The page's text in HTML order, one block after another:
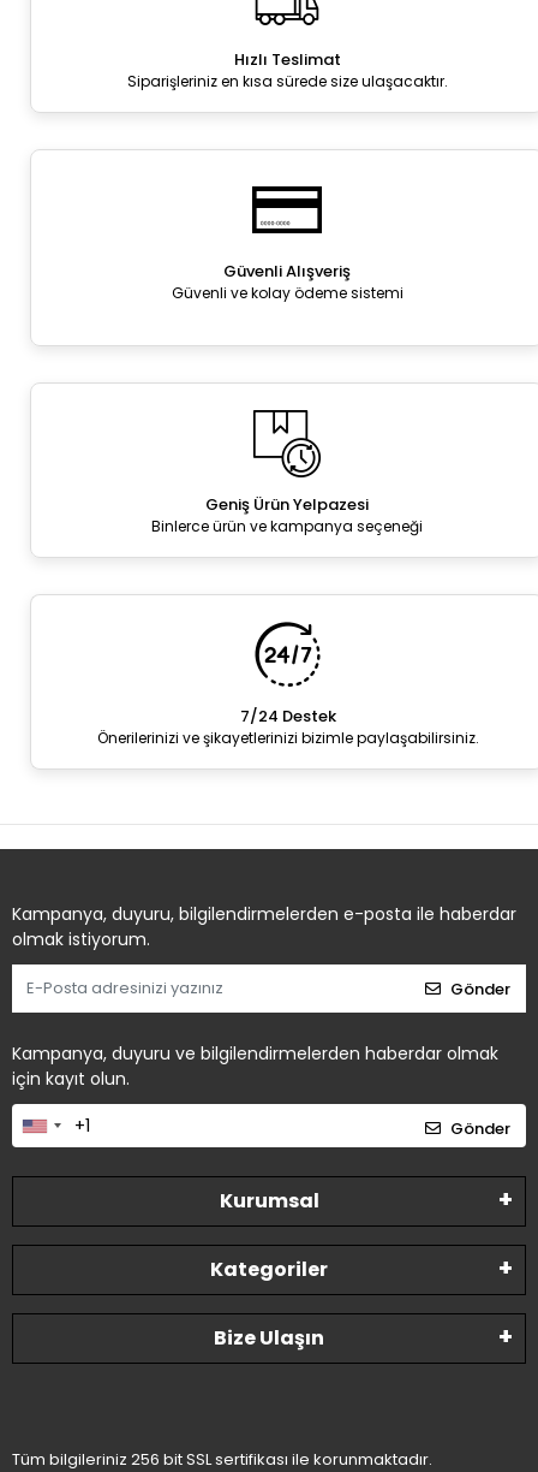
Hızlı Teslimat
Siparişleriniz en kısa sürede size ulaşacaktır.
Güvenli Alışveriş
Güvenli ve kolay ödeme sistemi
Geniş Ürün Yelpazesi
Binlerce ürün ve kampanya seçeneği
7/24 Destek
Önerilerinizi ve şikayetlerinizi bizimle paylaşabilirsiniz.
Kampanya, duyuru, bilgilendirmelerden e-posta ile haberdar
olmak istiyorum.
Gönder
Kampanya, duyuru ve bilgilendirmelerden haberdar olmak
için kayıt olun.
Gönder
Kurumsal
Kategoriler
Bize Ulaşın
Tüm bilgileriniz 256 bit SSL sertifikası ile korunmaktadır.